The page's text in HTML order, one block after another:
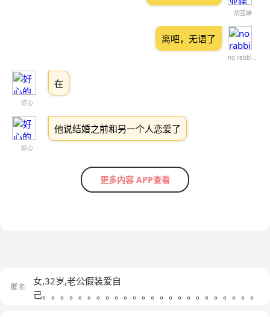
胡亚娣
no rabbit brain
离吧，无语了
好心
在
好心
他说结婚之前和另一个人恋爱了
更多内容 APP查看
女,32岁,老公假装爱自
己。。。。。。。。。。。。。。。。。。。。。。。。